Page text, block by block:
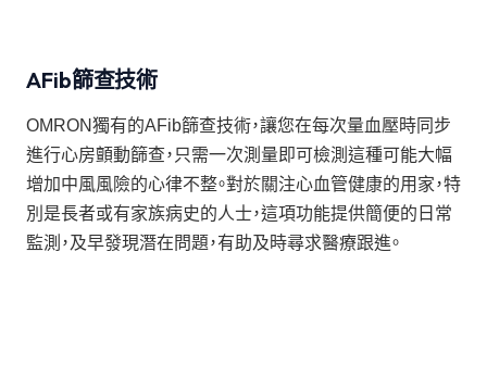
AFib篩查技術
OMRON獨有的AFib篩查技術，讓您在每次量血壓時同步
進行心房顫動篩查，只需一次測量即可檢測這種可能大幅
增加中風風險的心律不整。對於關注心血管健康的用家，特
別是長者或有家族病史的人士，這項功能提供簡便的日常
監測，及早發現潛在問題，有助及時尋求醫療跟進。